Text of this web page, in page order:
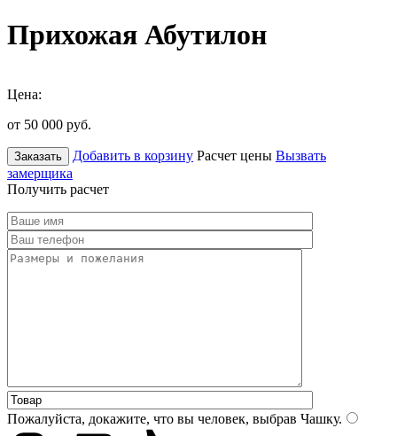
Прихожая Абутилон
Цена:
от 50 000 руб.
Заказать Добавить в корзину Расчет цены Вызвать
замерщика
Получить расчет
Пожалуйста, докажите, что вы человек, выбрав Чашку.